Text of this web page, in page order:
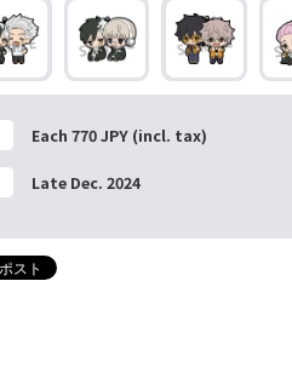
Each 770 JPY (incl. tax)
Late Dec. 2024